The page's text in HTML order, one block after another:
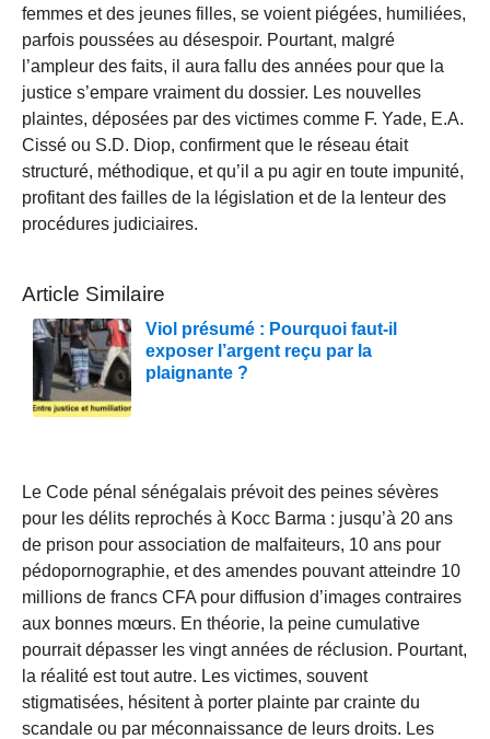
femmes et des jeunes filles, se voient piégées, humiliées,
parfois poussées au désespoir. Pourtant, malgré
l’ampleur des faits, il aura fallu des années pour que la
justice s’empare vraiment du dossier. Les nouvelles
plaintes, déposées par des victimes comme F. Yade, E.A.
Cissé ou S.D. Diop, confirment que le réseau était
structuré, méthodique, et qu’il a pu agir en toute impunité,
profitant des failles de la législation et de la lenteur des
procédures judiciaires.
Article Similaire
Viol présumé : Pourquoi faut-il
exposer l’argent reçu par la
plaignante ?
Le Code pénal sénégalais prévoit des peines sévères
pour les délits reprochés à Kocc Barma : jusqu’à 20 ans
de prison pour association de malfaiteurs, 10 ans pour
pédopornographie, et des amendes pouvant atteindre 10
millions de francs CFA pour diffusion d’images contraires
aux bonnes mœurs. En théorie, la peine cumulative
pourrait dépasser les vingt années de réclusion. Pourtant,
la réalité est tout autre. Les victimes, souvent
stigmatisées, hésitent à porter plainte par crainte du
scandale ou par méconnaissance de leurs droits. Les